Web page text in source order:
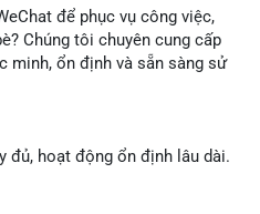
tiếng trực tuyến của bạn một
để phục vụ công việc,
Chúng tôi chuyên cung cấp
minh, ổn định và sẵn sàng sử
đủ, hoạt động ổn định lâu dài.
tin.